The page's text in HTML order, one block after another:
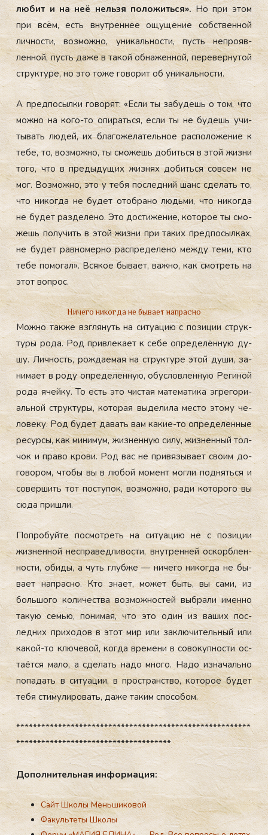
лю­бит и на неё нель­зя по­ложить­ся».Но при этом
при всём, есть внут­реннее ощу­щение собс­твен­ной
лич­ности, воз­можно, уни­каль­нос­ти, пусть неп­ро­яв­
ленной, пусть да­же в та­кой об­на­жен­ной, пе­ревер­ну­той
струк­ту­ре, но это то­же го­ворит об уни­каль­нос­ти.
А пред­по­сыл­ки го­ворят: «Ес­ли ты за­будешь о том, что
мож­но на ко­го-то опи­рать­ся, ес­ли ты не бу­дешь учи­
тывать лю­дей, их бла­гоже­латель­ное рас­по­ложе­ние к
те­бе, то, воз­можно, ты смо­жешь до­бить­ся в этой жиз­ни
то­го, что в пре­дыду­щих жиз­нях до­бить­ся сов­сем не
мог. Воз­можно, это у те­бя пос­ледний шанс сде­лать то,
что ни­ког­да не бу­дет отоб­ра­но людь­ми, что ни­ког­да
не бу­дет раз­де­лено. Это дос­ти­жение, ко­торое ты смо­
жешь по­лучить в этой жиз­ни при та­ких пред­по­сыл­ках,
не бу­дет рав­но­мер­но рас­пре­деле­но меж­ду те­ми, кто
те­бе по­могал». Вся­кое бы­ва­ет, важ­но, как смот­реть на
этот воп­рос.
Ничего никогда не бывает напрасно
Мож­но так­же взгля­нуть на си­ту­ацию с по­зиции струк­
ту­ры ро­да. Род прив­ле­ка­ет к се­бе оп­ре­делён­ную ду­
шу. Лич­ность, рож­да­емая на струк­ту­ре этой ду­ши, за­
нима­ет в ро­ду оп­ре­делен­ную, обус­ловлен­ную Ре­гиной
ро­да ячей­ку. То есть это чис­тая ма­тема­тика эг­ре­гори­
аль­ной струк­ту­ры, ко­тораявы­дели­ла мес­то это­му че­
лове­ку. Род бу­дет да­вать вам ка­кие-то оп­ре­делен­ные
ре­сур­сы, как ми­нимум, жиз­ненную си­лу, жиз­ненный тол­
чок и пра­во кро­ви. Род вас не при­вязы­ва­ет сво­им до­
гово­ром, что­бы вы в лю­бой мо­мент мог­ли под­нять­ся и
со­вер­шить тот пос­ту­пок, воз­можно, ра­ди ко­торо­го вы
сю­да приш­ли.
Поп­ро­буй­те пос­мотреть на си­ту­ацию не с по­зиции
жиз­ненной нес­пра­вед­ли­вос­ти,внут­ренней ос­кор­блен­
ности, оби­ды, а чуть глуб­же — ни­чего ни­ког­да не бы­
ва­ет нап­расно. Кто зна­ет, мо­жет быть, вы са­ми, из
боль­шо­го ко­личес­тва воз­можнос­тей выб­ра­ли имен­но
та­кую семью, по­нимая, что это один из ва­ших пос­
ледних при­ходов в этот мир или зак­лю­читель­ный или
ка­кой-то клю­чевой, ког­да вре­мени в со­вокуп­ности ос­
та­ёт­ся ма­ло, а сде­лать на­до мно­го. На­до из­на­чаль­но
по­падать в си­ту­ации, в прос­транс­тво, ко­торое бу­дет
те­бя сти­мули­ровать, да­же та­ким спо­собом.
********************************************************
*************************************
До­пол­ни­тель­ная ин­форма­ция:
Сайт Школы Меньшиковой
Факультеты Школы